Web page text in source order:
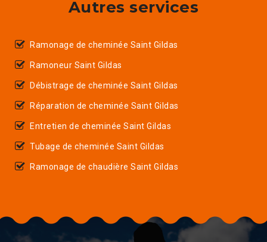
Autres services
Ramonage de cheminée Saint Gildas
Ramoneur Saint Gildas
Débistrage de cheminée Saint Gildas
Réparation de cheminée Saint Gildas
Entretien de cheminée Saint Gildas
Tubage de cheminée Saint Gildas
Ramonage de chaudière Saint Gildas